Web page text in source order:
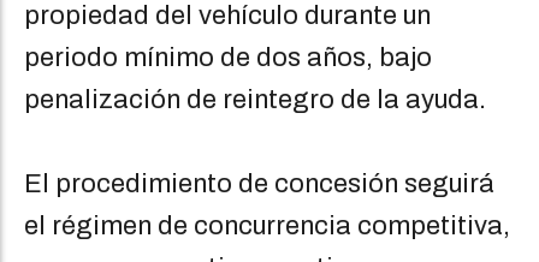
propiedad del vehículo durante un
periodo mínimo de dos años, bajo
penalización de reintegro de la ayuda.
El procedimiento de concesión seguirá
el régimen de concurrencia competitiva,